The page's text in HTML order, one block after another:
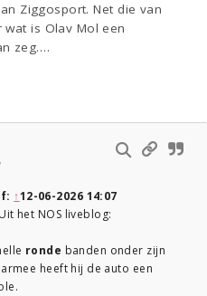
Ziggosport. Net die van
is Olav Mol een
zeg….
↑12-06-2026 14:07
het NOS liveblog:
ronde banden onder zijn
heeft hij de auto een